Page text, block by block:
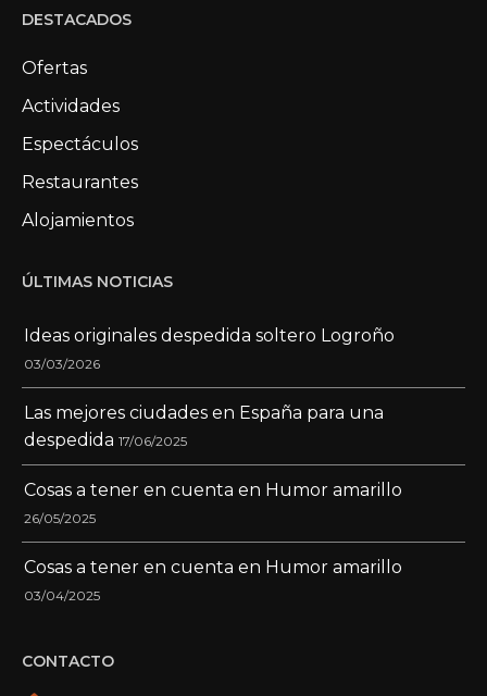
DESTACADOS
Ofertas
Actividades
Espectáculos
Restaurantes
Alojamientos
ÚLTIMAS NOTICIAS
Ideas originales despedida soltero Logroño
03/03/2026
Las mejores ciudades en España para una
despedida 17/06/2025
Cosas a tener en cuenta en Humor amarillo
26/05/2025
Cosas a tener en cuenta en Humor amarillo
03/04/2025
CONTACTO